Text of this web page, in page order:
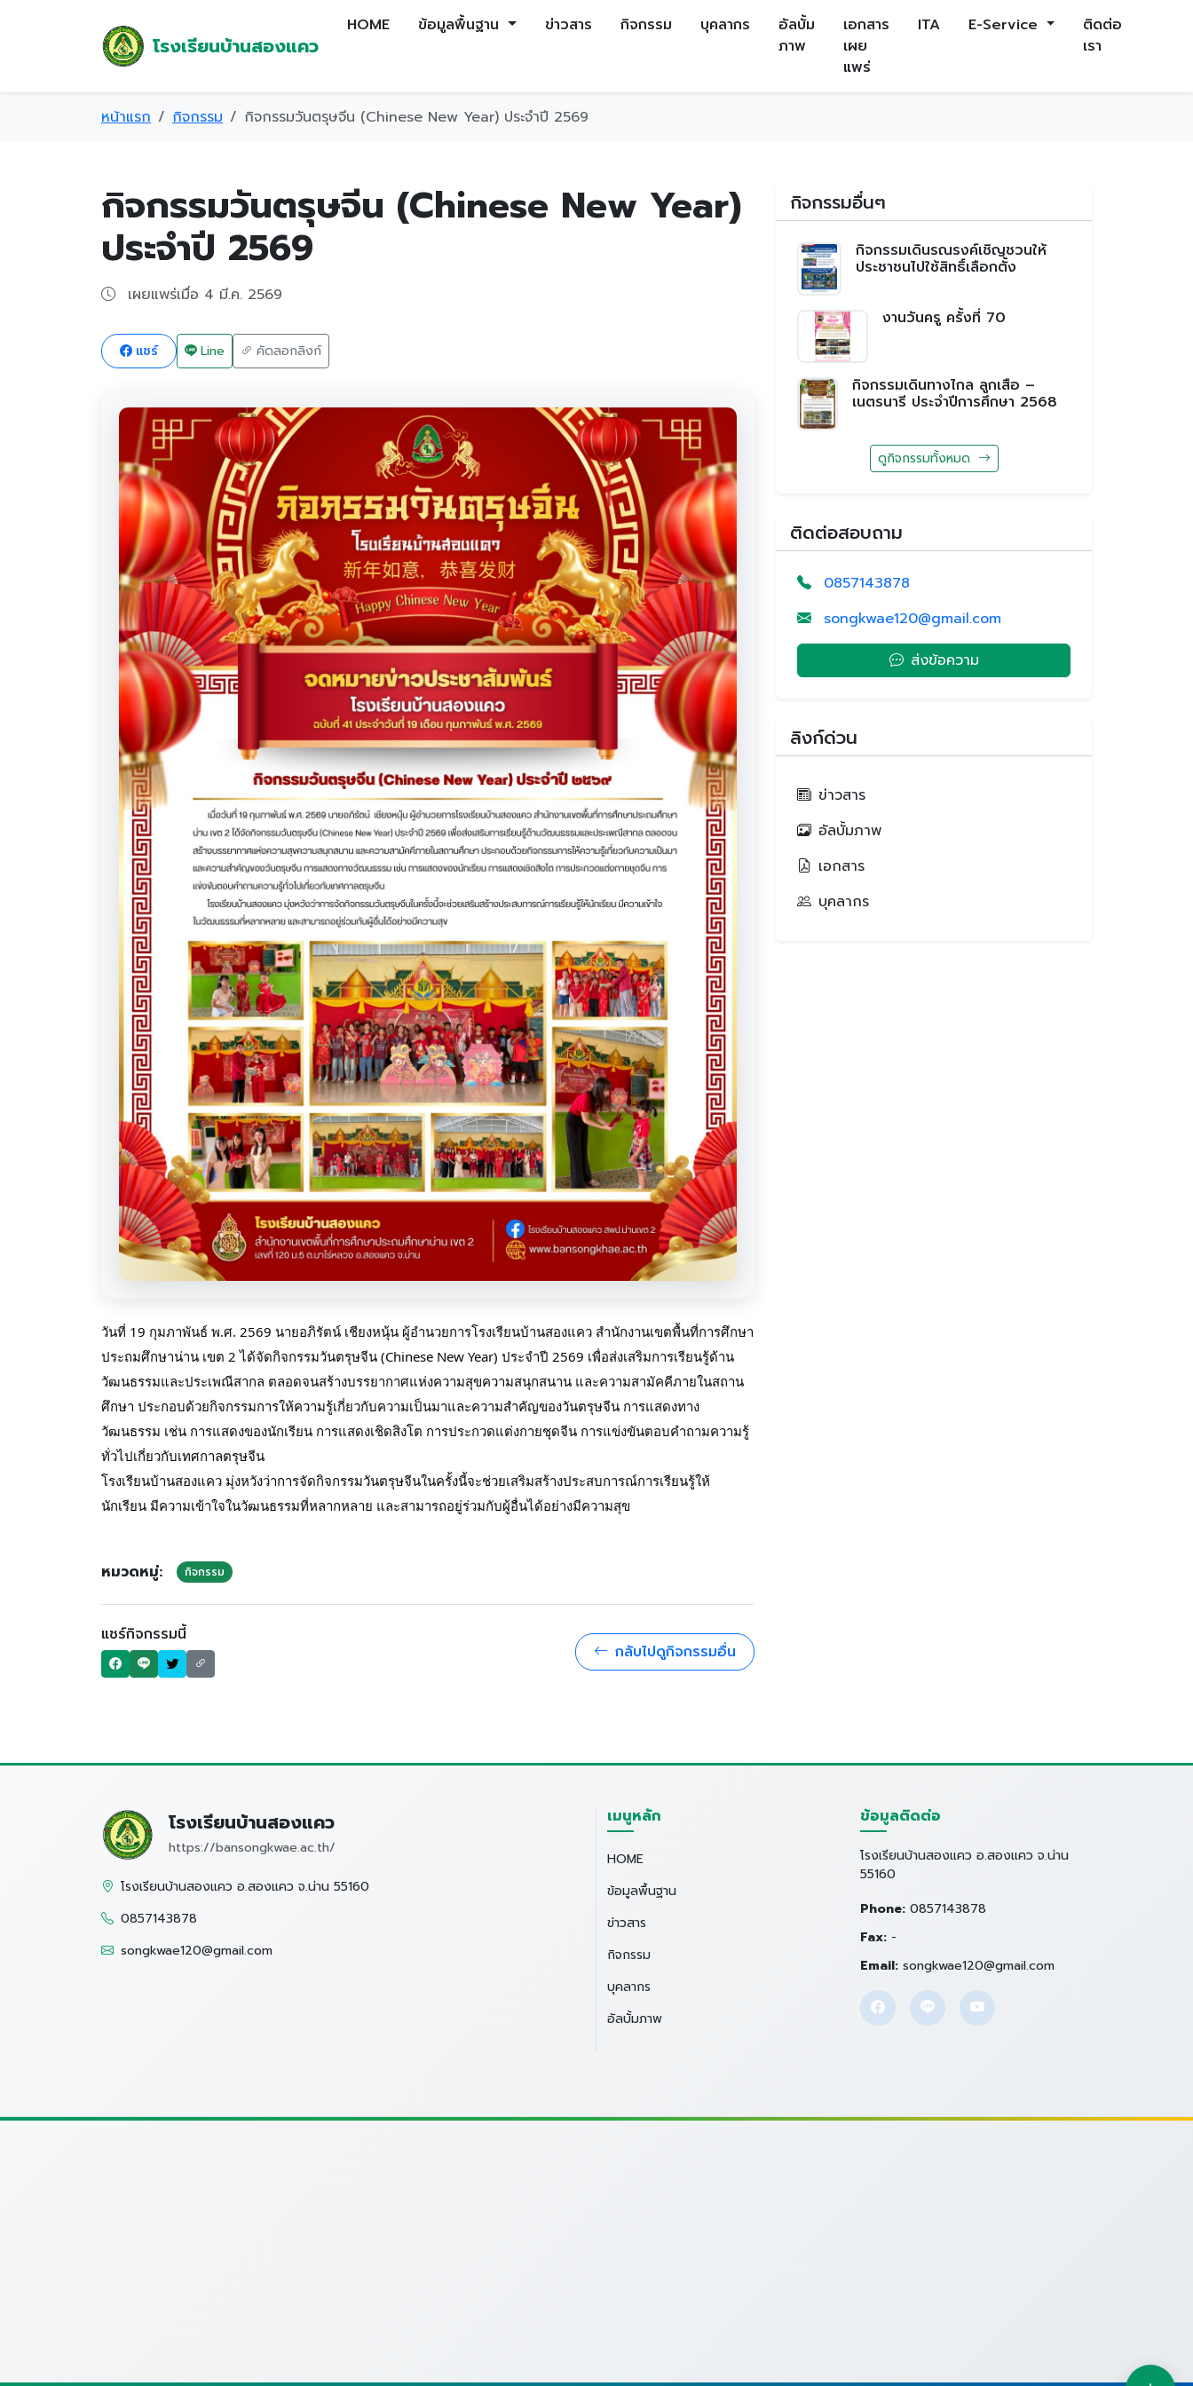
โรงเรียนบ้านสองแคว
HOME ข้อมูลพื้นฐาน ข่าวสาร กิจกรรม บุคลากร
อัลบั้ม
ภาพ
เอกสาร
เผย
แพร่
ITA E-Service
ติดต่อ
เรา
หน้าแรก กิจกรรม กิจกรรมวันตรุษจีน (Chinese New Year) ประจำปี 2569
กิจกรรมวันตรุษจีน (Chinese New Year)
ประจำปี 2569
เผยแพร่เมื่อ 4 มี.ค. 2569
แชร์ Line คัดลอกลิงก์
วันที่ 19 กุมภาพันธ์ พ.ศ. 2569 นายอภิรัตน์ เชียงหนุ้น ผู้อำนวยการโรงเรียนบ้านสองแคว สำนักงานเขตพื้นที่การศึกษา
ประถมศึกษาน่าน เขต 2 ได้จัดกิจกรรมวันตรุษจีน (Chinese New Year) ประจำปี 2569 เพื่อส่งเสริมการเรียนรู้ด้าน
วัฒนธรรมและประเพณีสากล ตลอดจนสร้างบรรยากาศแห่งความสุขความสนุกสนาน และความสามัคคีภายในสถาน
ศึกษา ประกอบด้วยกิจกรรมการให้ความรู้เกี่ยวกับความเป็นมาและความสำคัญของวันตรุษจีน การแสดงทาง
วัฒนธรรม เช่น การแสดงของนักเรียน การแสดงเชิดสิงโต การประกวดแต่งกายชุดจีน การแข่งขันตอบคำถามความรู้
ทั่วไปเกี่ยวกับเทศกาลตรุษจีน
โรงเรียนบ้านสองแคว มุ่งหวังว่าการจัดกิจกรรมวันตรุษจีนในครั้งนี้จะช่วยเสริมสร้างประสบการณ์การเรียนรู้ให้
นักเรียน มีความเข้าใจในวัฒนธรรมที่หลากหลาย และสามารถอยู่ร่วมกับผู้อื่นได้อย่างมีความสุข
หมวดหมู่: กิจกรรม
แชร์กิจกรรมนี้
กลับไปดูกิจกรรมอื่น
กิจกรรมอื่นๆ
กิจกรรมเดินรณรงค์เชิญชวนให้
ประชาชนไปใช้สิทธิ์เลือกตั้ง
งานวันครู ครั้งที่ 70
กิจกรรมเดินทางไกล ลูกเสือ –
เนตรนารี ประจำปีการศึกษา 2568
ดูกิจกรรมทั้งหมด
ติดต่อสอบถาม
0857143878
songkwae120@gmail.com
ส่งข้อความ
ลิงก์ด่วน
ข่าวสาร
อัลบั้มภาพ
เอกสาร
บุคลากร
โรงเรียนบ้านสองแคว
https://bansongkwae.ac.th/
โรงเรียนบ้านสองแคว อ.สองแคว จ.น่าน 55160
0857143878
songkwae120@gmail.com
เมนูหลัก
HOME
ข้อมูลพื้นฐาน
ข่าวสาร
กิจกรรม
บุคลากร
อัลบั้มภาพ
ข้อมูลติดต่อ
โรงเรียนบ้านสองแคว อ.สองแคว จ.น่าน
55160
Phone: 0857143878
Fax: -
Email: songkwae120@gmail.com